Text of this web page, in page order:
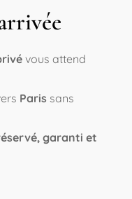
vous attend
Paris sans
garanti et